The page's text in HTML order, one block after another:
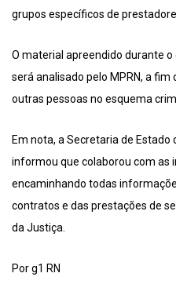
grupos específicos de
O material apreendido durante
será analisado pelo MPRN, a
outras pessoas no esquema
Em nota, a Secretaria de Estado
informou que colaborou com as
encaminhando todas
contratos e das prestações de
da Justiça.
Por g1 RN